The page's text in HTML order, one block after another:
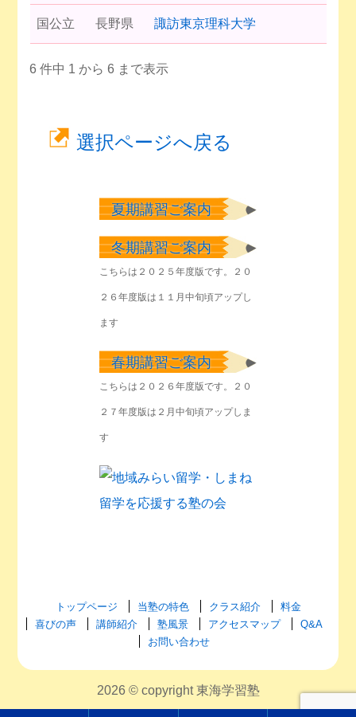
国公立 長野県 諏訪東京理科大学
6 件中 1 から 6 まで表示
選択ページへ戻る
夏期講習ご案内
冬期講習ご案内
こちらは２０２５年度版です。２０
２６年度版は１１月中旬頃アップし
ます
春期講習ご案内
こちらは２０２６年度版です。２０
２７年度版は２月中旬頃アップしま
す
トップページ 当塾の特色 クラス紹介
料金
喜びの声
講師紹介 塾風景 アクセスマップ
Q&A
お問い合わせ
2026 © copyright 東海学習塾